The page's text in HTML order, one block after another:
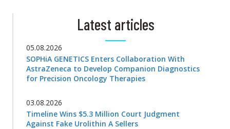
Latest articles
05.08.2026
SOPHiA GENETICS Enters Collaboration With
AstraZeneca to Develop Companion Diagnostics
for Precision Oncology Therapies
03.08.2026
Timeline Wins $5.3 Million Court Judgment
Against Fake Urolithin A Sellers